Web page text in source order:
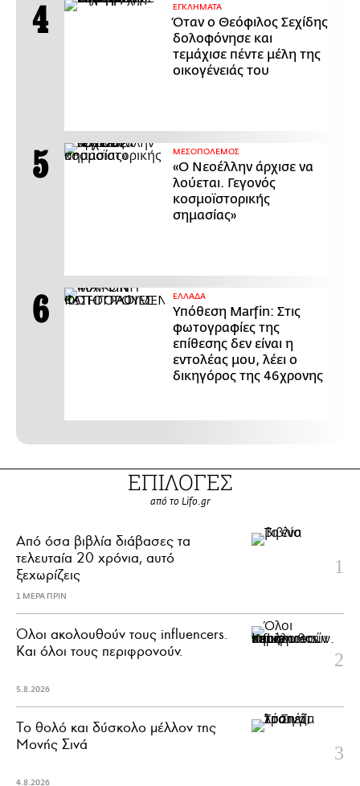
ΕΓΚΛΗΜΑΤΑ
Όταν ο Θεόφιλος Σεχίδης
δολοφόνησε και
τεμάχισε πέντε μέλη της
οικογένειάς του
ΜΕΣΟΠΟΛΕΜΟΣ
«Ο Νεοέλλην άρχισε να
λούεται. Γεγονός
κοσμοϊστορικής
σημασίας»
ΕΛΛΑΔΑ
Υπόθεση Marfin: Στις
φωτογραφίες της
επίθεσης δεν είναι η
εντολέας μου, λέει ο
δικηγόρος της 46χρονης
ΕΠΙΛΟΓΕΣ
από το Lifo.gr
Από όσα βιβλία διάβασες τα
τελευταία 20 χρόνια, αυτό
ξεχωρίζεις
1 ΜΕΡΑ ΠΡΙΝ
Όλοι ακολουθούν τους influencers.
Και όλοι τους περιφρονούν.
5.8.2026
Το θολό και δύσκολο μέλλον της
Μονής Σινά
4.8.2026